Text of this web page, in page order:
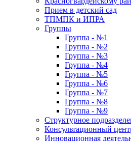
Прием в детский сад
ТПМПК и ИПРА
Группы
Группа - №1
Группа - №2
Группа - №3
Группа - №4
Группа - №5
Группа - №6
Группа - №7
Группа - №8
Группа - №9
Структурное
Консультационный
Инновационная